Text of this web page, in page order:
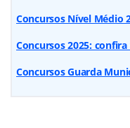
Concursos Nível Médio
Concursos 2025:
Concursos Guarda